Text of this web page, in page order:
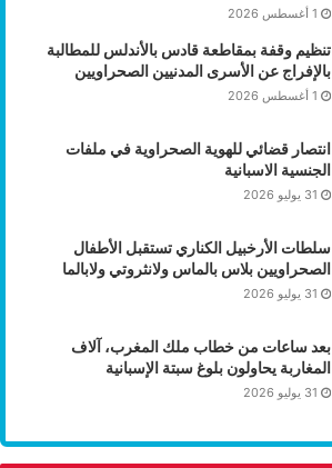
1 أغسطس 2026
تنظيم وقفة بمقاطعة قادس بالأندلس للمطالبة
بالإفراج عن الأسرى المدنيين الصحراويين
1 أغسطس 2026
انتصار قضائي للهوية الصحراوية في ملفات
الجنسية الاسبانية
31 يوليو 2026
سلطات الأرخبيل الكناري تستقبل الأطفال
الصحراويين بلاس بالماس ولانثروتي ولابالما
31 يوليو 2026
بعد ساعات من خطاب ملك المغرب، آلاف
المغاربة يحاولون بلوغ سبتة الإسبانية
31 يوليو 2026